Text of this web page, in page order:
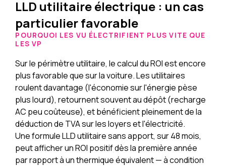
LLD utilitaire électrique : un cas
particulier favorable
POURQUOI LES VU ÉLECTRIFIENT PLUS VITE QUE
LES VP
Sur le périmètre utilitaire, le calcul du ROI est encore
plus favorable que sur la voiture. Les utilitaires
roulent davantage (l'économie sur l'énergie pèse
plus lourd), retournent souvent au dépôt (recharge
AC peu coûteuse), et bénéficient pleinement de la
déduction de TVA sur les loyers et l'électricité.
Une formule LLD utilitaire sans apport, sur 48 mois,
peut afficher un ROI positif dès la première année
par rapport à un thermique équivalent — à condition